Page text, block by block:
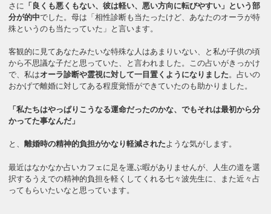
さに 「良くも悪くもない、彼は軽い、悪い方向に転びやすい」という部
分が的中でした。母は「相性診断も当たったけど、あなたのオーラが特
殊というのも当たっていた」と言います。
客観的に見てあなたみたいな特殊な人はあまりいない、と私が子供の頃
から不思議な子だと思っていた、と言われました。この占いがきっかけ
で、私はオーラ診断や霊視に対して一目置くようになりました。占いの
おかげで離婚に対してある程度覚悟ができていたのも助かりました。
「私たちはやっぱりこうなる運命だったのかな、でもそれは最初から分
かってた事なんだ」
と、離婚時の精神的負担がかなり軽減されたような気がします。
最近はなかなか占いカフェに足を運ぶ暇がありませんが、人生の道を選
択するうえでの精神的負担を軽くしてくれる七々波先生に、また近々占
ってもらいたいなと思っています。